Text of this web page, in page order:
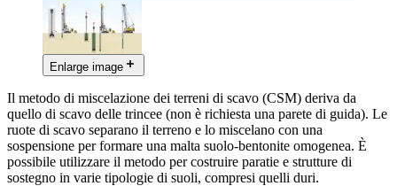
Enlarge image
Il metodo di miscelazione dei terreni di scavo (CSM) deriva da
quello di scavo delle trincee (non è richiesta una parete di guida). Le
ruote di scavo separano il terreno e lo miscelano con una
sospensione per formare una malta suolo-bentonite omogenea. È
possibile utilizzare il metodo per costruire paratie e strutture di
sostegno in varie tipologie di suoli, compresi quelli duri.